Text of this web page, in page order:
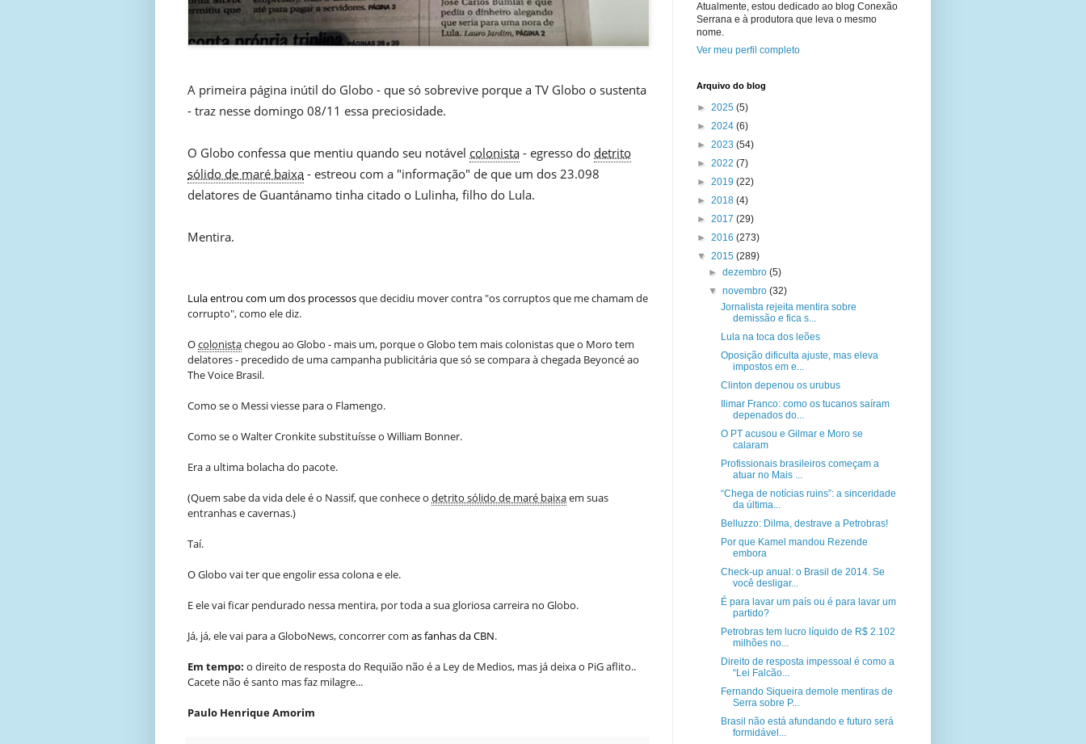
A primeira página inútil do Globo - que só sobrevive porque a TV Globo o sustenta
- traz nesse domingo 08/11 essa preciosidade.
O Globo confessa que mentiu quando seu notável colonista- egresso do detrito
sólido de maré baixa- estreou com a "informação" de que um dos 23.098
delatores de Guantánamo tinha citado o Lulinha, filho do Lula.
Mentira.
Lula entrou com um dos processosque decidiu mover contra "os corruptos que me chamam de
corrupto", como ele diz.
Ocolonistachegou ao Globo - mais um, porque o Globo tem mais colonistas que o Moro tem
delatores - precedido de uma campanha publicitária que só se compara à chegada Beyoncé ao
The Voice Brasil.
Como se o Messi viesse para o Flamengo.
Como se o Walter Cronkite substituísse o William Bonner.
Era a ultima bolacha do pacote.
(Quem sabe da vida dele é o Nassif, que conhece o detrito sólido de maré baixaem suas
entranhas e cavernas.)
Taí.
O Globo vai ter que engolir essa colona e ele.
E ele vai ficar pendurado nessa mentira, por toda a sua gloriosa carreira no Globo.
Já, já, ele vai para a GloboNews, concorrer com as fanhas da CBN.
Em tempo: o direito de resposta do Requião não é a Ley de Medios, mas já deixa o PiG aflito..
Cacete não é santo mas faz milagre...
Paulo Henrique Amorim
Atualmente, estou dedicado ao blog Conexão
Serrana e à produtora que leva o mesmo
nome.
Ver meu perfil completo
Arquivo do blog
► 2025 (5)
► 2024 (6)
► 2023 (54)
► 2022 (7)
► 2019 (22)
► 2018 (4)
► 2017 (29)
► 2016 (273)
▼ 2015 (289)
►dezembro(5)
▼novembro(32)
Jornalista rejeita mentira sobre
demissão e fica s...
Lula na toca dos leões
Oposição dificulta ajuste, mas eleva
impostos em e...
Clinton depenou os urubus
Ilimar Franco: como os tucanos saíram
depenados do...
O PT acusou e Gilmar e Moro se
calaram
Profissionais brasileiros começam a
atuar no Mais ...
“Chega de notícias ruins”: a sinceridade
da última...
Belluzzo: Dilma, destrave a Petrobras!
Por que Kamel mandou Rezende
embora
Check-up anual: o Brasil de 2014. Se
você desligar...
É para lavar um país ou é para lavar um
partido?
Petrobras tem lucro líquido de R$ 2.102
milhões no...
Direito de resposta impessoal é como a
“Lei Falcão...
Fernando Siqueira demole mentiras de
Serra sobre P...
Brasil não está afundando e futuro será
formidável...